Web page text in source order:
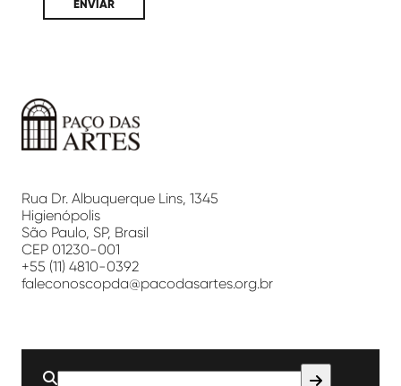
Artes
Rua Dr. Albuquerque Lins, 1345
Higienópolis
São Paulo, SP, Brasil
CEP 01230-001
+55 (11) 4810-0392
faleconoscopda@pacodasartes.org.br
Buscar